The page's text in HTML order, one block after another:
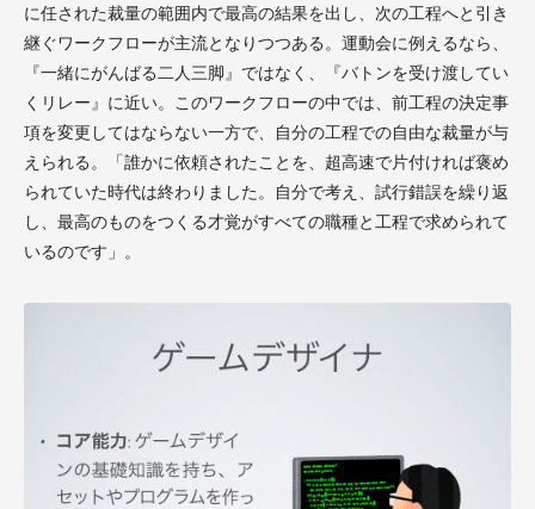
に任された裁量の範囲内で最高の結果を出し、次の工程へと引き
継ぐワークフローが主流となりつつある。運動会に例えるなら、
『一緒にがんばる二人三脚』ではなく、『バトンを受け渡してい
くリレー』に近い。このワークフローの中では、前工程の決定事
項を変更してはならない一方で、自分の工程での自由な裁量が与
えられる。「誰かに依頼されたことを、超高速で片付ければ褒め
られていた時代は終わりました。自分で考え、試行錯誤を繰り返
し、最高のものをつくる才覚がすべての職種と工程で求められて
いるのです」。